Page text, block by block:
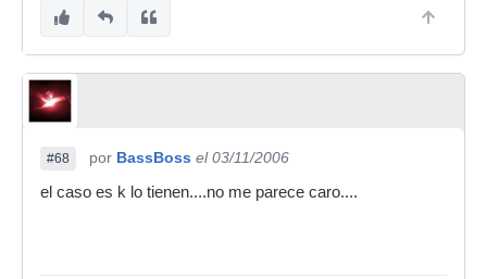
#68 por BassBoss el 03/11/2006
el caso es k lo tienen....no me parece caro....